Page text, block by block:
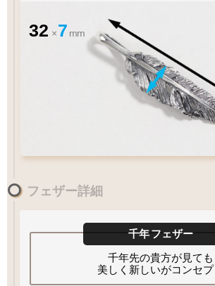
32 × 7 mm
XL
60
細目
太目
細目
ペンダントの状態でお届け致します
1枚フェザー
ペンダント
フェザーもチェーンも選び
Wフェザー
ペンダント
フェザー詳細
千年 フェザー
千年先の貴方が見ても
美しく新しいがコンセプ